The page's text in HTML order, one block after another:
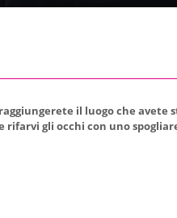
il luogo che
gli occhi con uno